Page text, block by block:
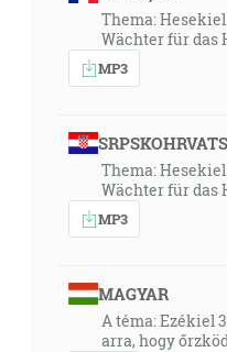
Thema:
Wächter für das
MP3
Thema:
Wächter für das
MP3
MAGYAR
A téma: Ezékiel
arra, hogy